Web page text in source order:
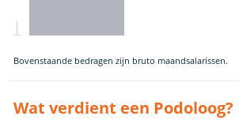
Bovenstaande bedragen zijn bruto maandsalarissen.
Wat verdient een Podoloog?